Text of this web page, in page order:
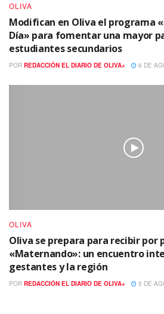
OLIVA
Modifican en Oliva el programa
Día» para fomentar una mayor
estudiantes secundarios
POR REDACCIÓN EL DIARIO DE OLIVA+ 6 DE
OLIVA
Oliva se prepara para recibir por
«Maternando»: un encuentro
gestantes y la región
POR REDACCIÓN EL DIARIO DE OLIVA+ 5 DE